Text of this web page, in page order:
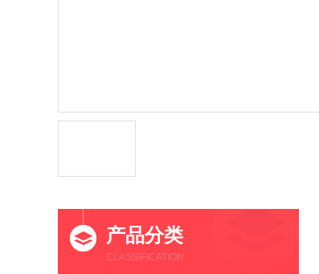
产品分类
CLASSIFICATION